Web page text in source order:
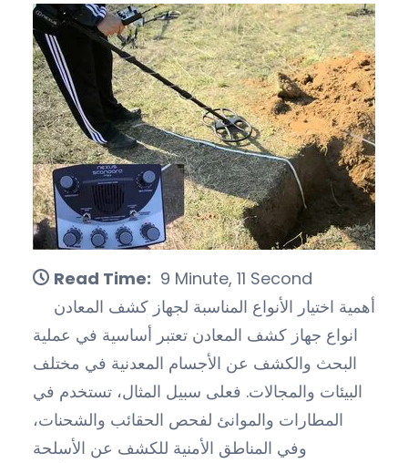
Read Time: 9 Minute, 11 Second
أهمية اختيار الأنواع المناسبة لجهاز كشف المعادن
انواع جهاز كشف المعادن تعتبر أساسية في عملية
البحث والكشف عن الأجسام المعدنية في مختلف
البيئات والمجالات. فعلى سبيل المثال، تستخدم في
المطارات والموانئ لفحص الحقائب والشحنات،
وفي المناطق الأمنية للكشف عن الأسلحة